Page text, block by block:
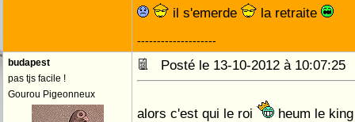
il s'emerde la retraite
--------------------
budapest
pas tjs facile !
Gourou Pigeonneux
Posté le 13-10-2012 à
alors c'est qui le roi heum le